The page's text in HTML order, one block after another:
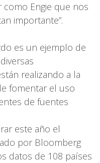
Engie que nos
importante”.
es un ejemplo de
realizando a la
fomentar el uso
de fuentes
este año el
por Bloomberg
datos de 108 países